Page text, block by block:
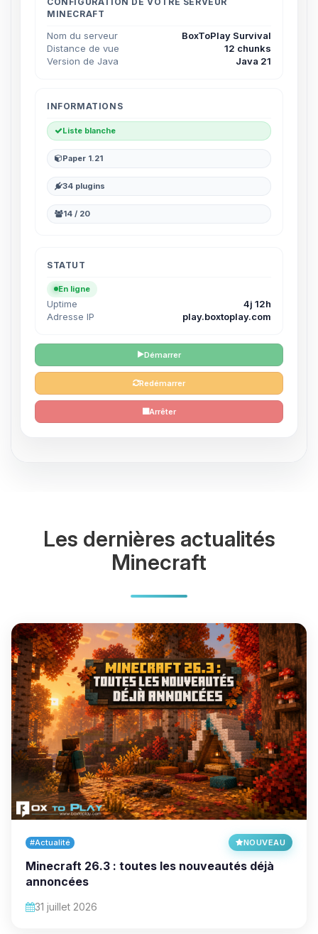
MINECRAFT
Nom du serveur
BoxToPlay Survival
Distance de vue
12 chunks
Version de Java
Java 21
INFORMATIONS
Liste blanche
Paper 1.21
34 plugins
14 / 20
STATUT
En ligne
Uptime
4j 12h
Adresse IP
play.boxtoplay.com
Démarrer
Redémarrer
Arrêter
Les dernières actualités
Minecraft
#Actualité NOUVEAU
Minecraft 26.3 : toutes les nouveautés déjà
annoncées
31 juillet 2026
assistant BoxToPlay. Dis-moi ce dont
tu as besoin et je vais remuer mes
petits circuits pour t’aider.
06/08/2026 à 13:36